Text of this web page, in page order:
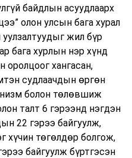
байдлын асуудлаарх
олон улсын бага хурал
уулзалтуудыг жил бүр
бага хурлын нэр хүнд
оролцоог хангасан,
судлаачдын өргөн
болон төлөвшиж
талт 6 гэрээнд нэгдэн
22 гэрээ байгуулж,
хүчин төгөлдөр болгож,
байгуулж бүртгэсэн